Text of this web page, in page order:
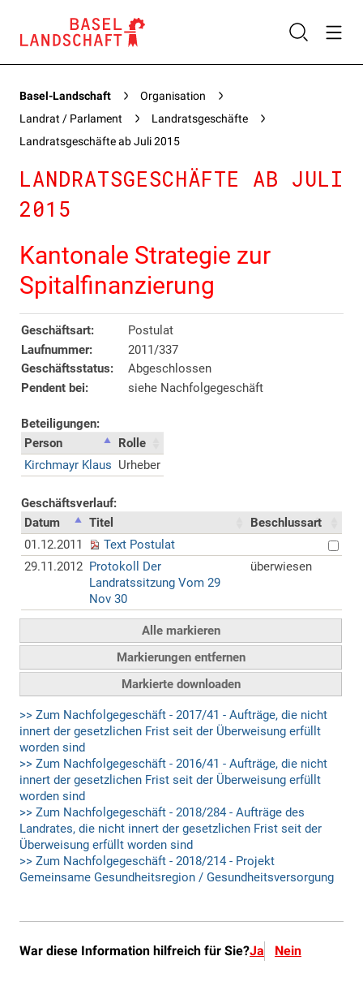
Basel-Landschaft
Organisation
Landrat / Parlament
Landratsgeschäfte
Landratsgeschäfte ab Juli 2015
LANDRATSGESCHÄFTE AB JULI
2015
War diese Information hilfreich für Sie?Ja Nein